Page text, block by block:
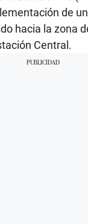
de
hacia la zona
Central.